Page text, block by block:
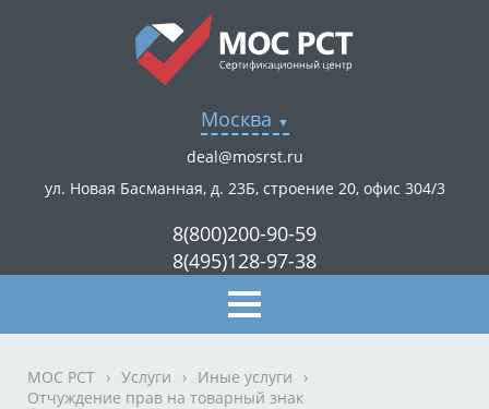
Москва
deal@mosrst.ru
ул. Новая Басманная, д. 23Б, строение 20, офис 304/3
8(800)200-90-59
8(495)128-97-38
МОС РСТ › Услуги › Иные услуги
›
Отчуждение прав на товарный знак